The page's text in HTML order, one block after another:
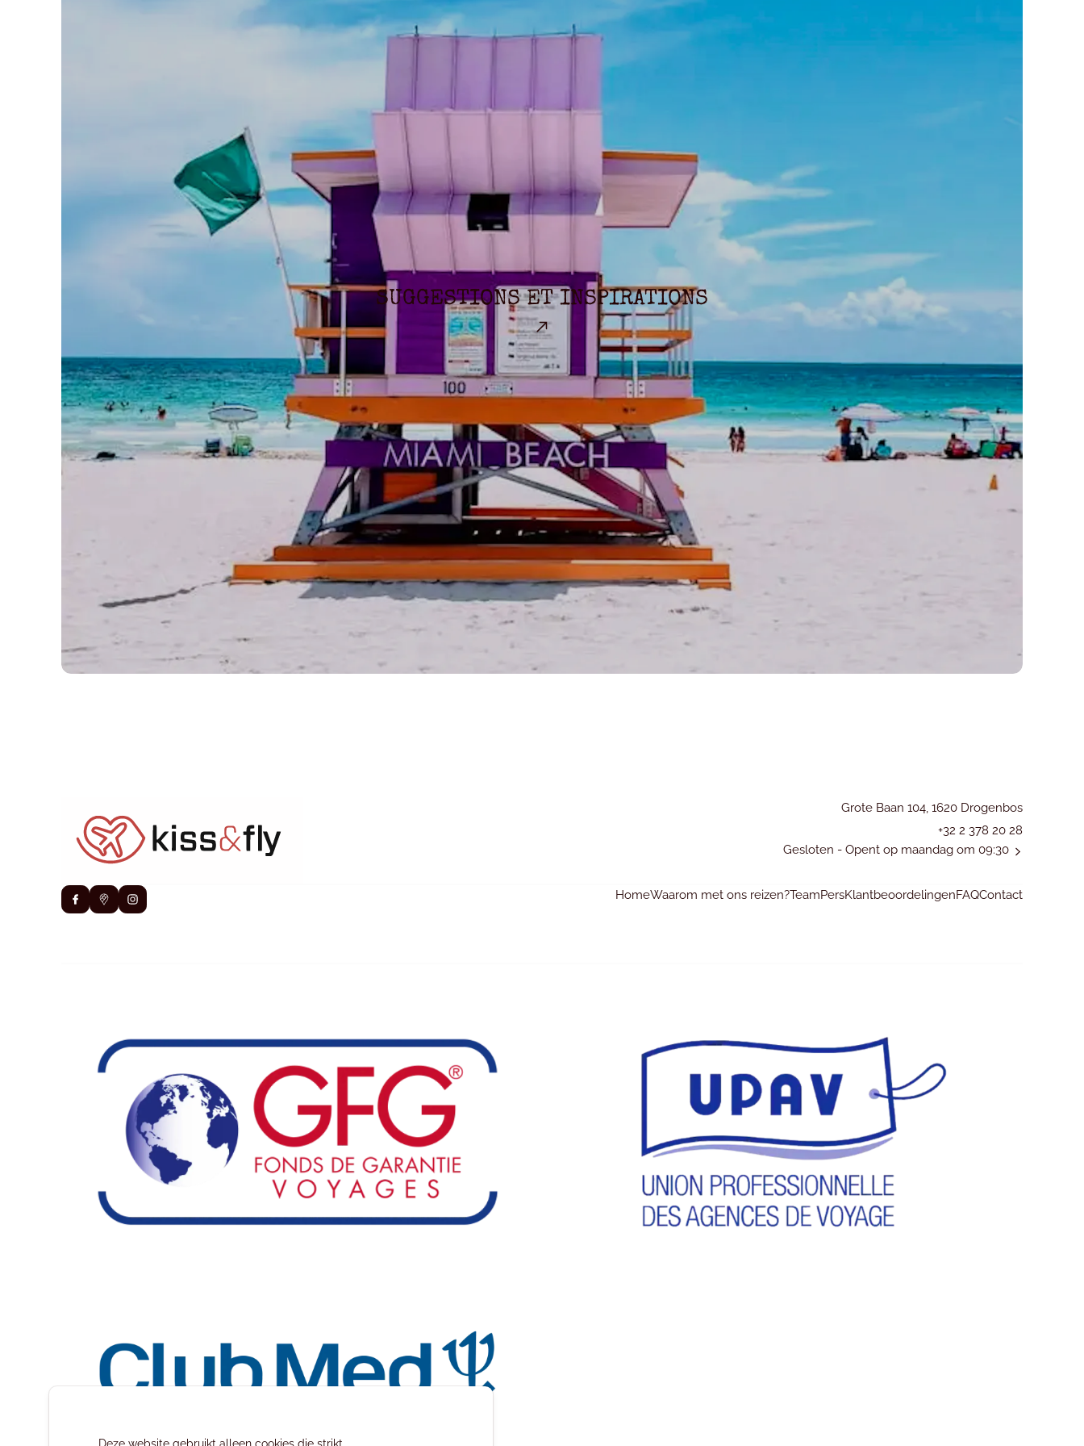
SUGGESTIONS ET INSPIRATIONS
Grote Baan 104, 1620 Drogenbos
+32 2 378 20 28
Gesloten - Opent op maandag om 09:30
HomeWaarom met ons reizen?TeamPersKlantbeoordelingenFAQContact